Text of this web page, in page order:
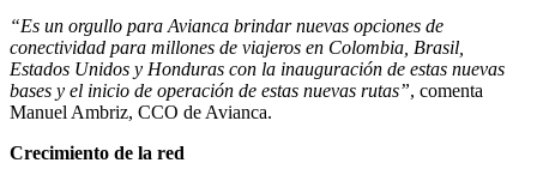
“Es un orgullo para Avianca brindar nuevas opciones de
conectividad para millones de viajeros en Colombia, Brasil,
Estados Unidos y Honduras con la inauguración de estas nuevas
bases y el inicio de operación de estas nuevas rutas”, comenta
Manuel Ambriz, CCO de Avianca.
Crecimiento de la red